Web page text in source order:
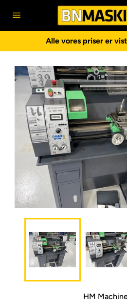
Sidenavigering
Alle vores priser er
HM